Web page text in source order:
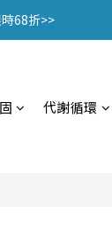
68折>>
68折>>
惠中>>代謝循環